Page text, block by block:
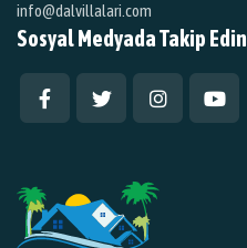
info@dalvillalari.com
Sosyal Medyada Takip Edin